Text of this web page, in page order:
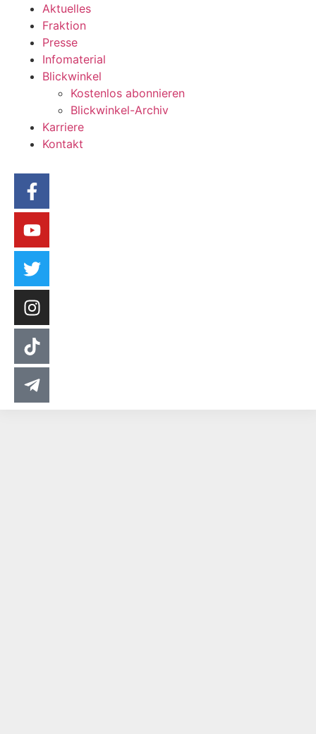
Aktuelles
Fraktion
Presse
Infomaterial
Blickwinkel
Kostenlos abonnieren
Blickwinkel-Archiv
Karriere
Kontakt